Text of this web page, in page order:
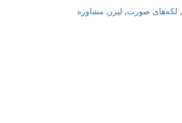
, لکه‌های صورت, لیزر , مشاوره